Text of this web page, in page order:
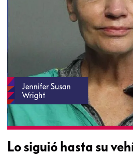
Jennifer Susan
Wright
Lo siguió hasta su